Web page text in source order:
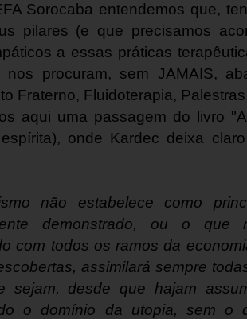
Sorocaba entendemos que,
pilares (e que precisamos
a essas práticas
nos procuram, sem JAMAIS,
Fraterno, Fluidoterapia,
uma passagem do livro "A
onde Kardec deixa
não estabelece como
demonstrado, ou o que
com todos os ramos da
assimilará sempre
sejam, desde que hajam
o domínio da utopia, sem o